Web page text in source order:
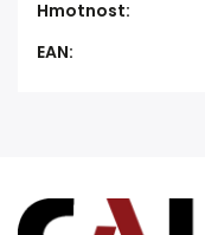
Hmotnost:
EAN: